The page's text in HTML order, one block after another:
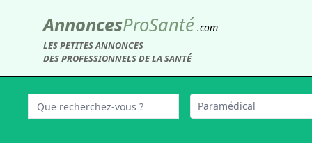
AnnoncesProSanté .com
LES PETITES ANNONCES
DES PROFESSIONNELS DE LA SANTÉ
Paramédical